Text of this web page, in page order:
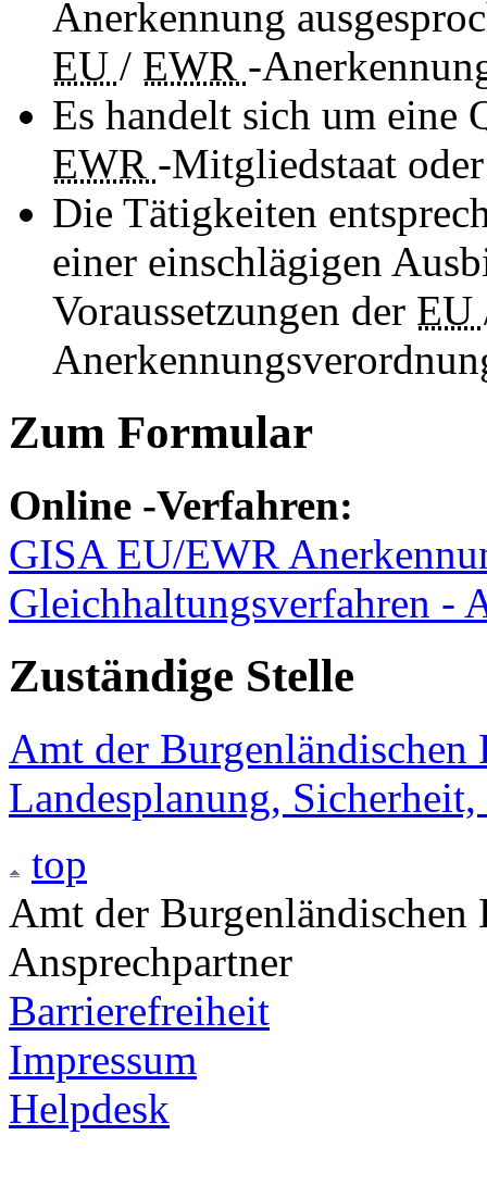
Anerkennung
EU / EWR -
Es handelt sich um
EWR -Mitgliedstaat
Die Tätigkeiten
einer einschlägigen
Voraussetzungen der EU
Zum Formular
Online -Verfahren:
GISA EU/EWR
Gleichhaltungsverfahren -
Zuständige Stelle
Amt der
Landesplanung,
top
Amt der
Ansprechpartner
Barrierefreiheit
Impressum
Helpdesk